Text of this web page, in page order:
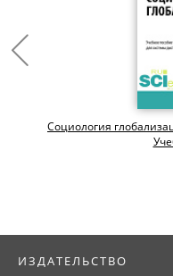
Социология
ИЗДАТЕЛЬСТВО